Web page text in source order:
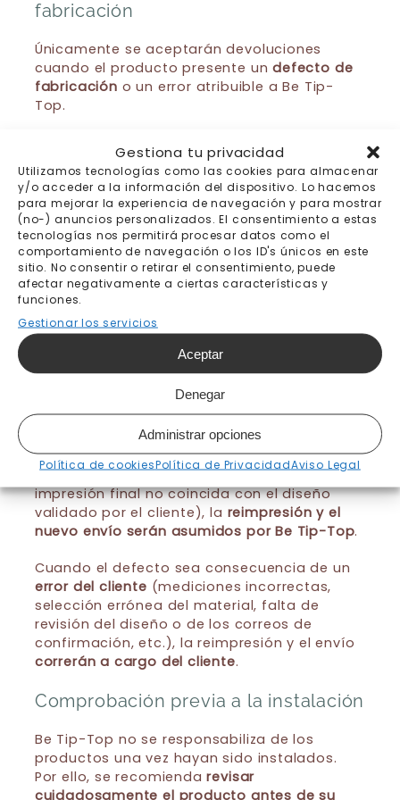
Gestiona tu privacidad
Utilizamos tecnologías como las cookies para almacenar
y/o acceder a la información del dispositivo. Lo hacemos
para mejorar la experiencia de navegación y para mostrar
(no-) anuncios personalizados. El consentimiento a estas
tecnologías nos permitirá procesar datos como el
comportamiento de navegación o los ID's únicos en este
sitio. No consentir o retirar el consentimiento, puede
afectar negativamente a ciertas características y
funciones.
Gestionar los servicios
Aceptar
Denegar
Administrar opciones
Política de cookiesPolítica de PrivacidadAviso Legal
fabricación
Únicamente se aceptarán devoluciones
cuando el producto presente undefecto de
fabricación o un error atribuible a Be Tip-
Top.
a la mayor brevedad posible escribiendo a
info@betiptop.com, indicando:
Una descripción clara del defecto
detectado
El número de pedido
Fotografías que permitan identificar el
problema
Los productos defectuosos
conservarse en buen estado hasta que Be
Tip-Top indique cómo proceder.
Cuando el defecto sea consecuencia de un
error de producción(por ejemplo, que la
impresión final no coincida con el diseño
validado por el cliente), la reimpresión y el
nuevo envío serán asumidos por Be Tip-Top.
Cuando el defecto sea consecuencia de un
error del cliente (mediciones incorrectas,
selección errónea del material, falta de
revisión del diseño o de los correos de
confirmación, etc.), la reimpresión y el envío
correrán a cargo del cliente.
Comprobación previa a la instalación
Be Tip-Top no se responsabiliza de los
productos una vez hayan sido instalados.
Por ello, se recomiendarevisar
cuidadosamente el producto antes de su